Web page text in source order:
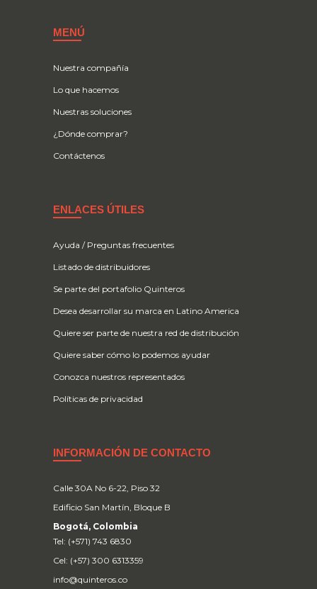
MENÚ
Nuestra compañía
Lo que hacemos
Nuestras soluciones
¿Dónde comprar?
Contáctenos
ENLACES ÚTILES
Ayuda / Preguntas frecuentes
Listado de distribuidores
Se parte del portafolio Quinteros
Desea desarrollar su marca en Latino America
Quiere ser parte de nuestra red de distribución
Quiere saber cómo lo podemos ayudar
Conozca nuestros representados
Políticas de privacidad
INFORMACIÓN DE CONTACTO
Calle 30A No 6-22, Piso 32
Edificio San Martín, Bloque B
Bogotá, Colombia
Tel: (+571) 743 6830
Cel: (+57) 300 6313359
info@quinteros.co